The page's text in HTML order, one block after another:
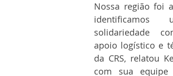
Nossa região foi
solidariedade
apoio logístico e
da CRS, relatou
com sua equipe